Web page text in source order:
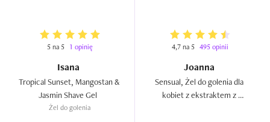
5 na 5 1 opinię
Isana
Tropical Sunset, Mangostan &
Żel do golenia
4,7 na 5 495 opinii
Joanna
Sensual, Żel do golenia dla
kobiet z ekstraktem z